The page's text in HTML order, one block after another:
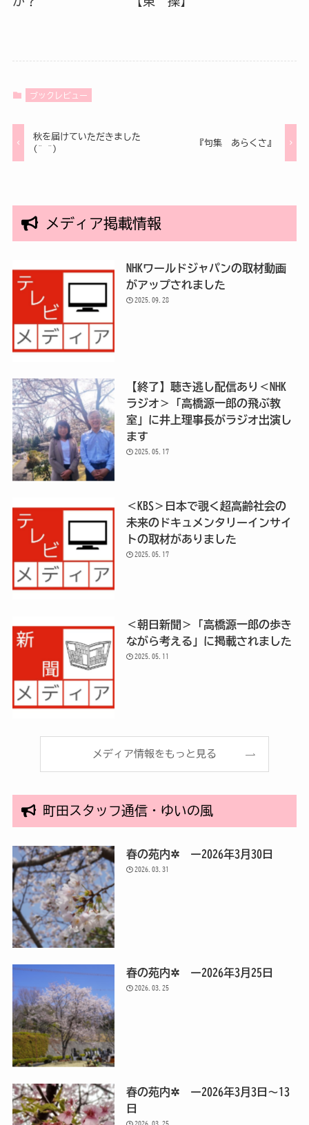
ブックレビュー
秋を届けていただきました
(^-^)
『句集 あらくさ』
メディア掲載情報
NHKワールドジャパンの取材動画
がアップされました
2025.09.28
【終了】聴き逃し配信あり＜NHK
ラジオ＞「高橋源一郎の飛ぶ教
室」に井上理事長がラジオ出演し
ます
2025.05.17
＜KBS＞日本で覗く超高齢社会の
未来のドキュメンタリーインサイ
トの取材がありました
2025.05.17
＜朝日新聞＞「高橋源一郎の歩き
ながら考える」に掲載されました
2025.05.11
メディア情報をもっと見る
町田スタッフ通信・ゆいの風
春の苑内✲ ー2026年3月30日
2026.03.31
春の苑内✲ ー2026年3月25日
2026.03.25
春の苑内✲ ー2026年3月3日～13
日